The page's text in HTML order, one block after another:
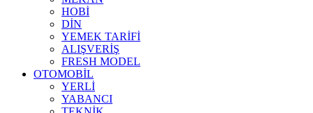
HOBİ
DİN
YEMEK TARİFİ
ALIŞVERİŞ
FRESH MODEL
OTOMOBİL
YERLİ
YABANCI